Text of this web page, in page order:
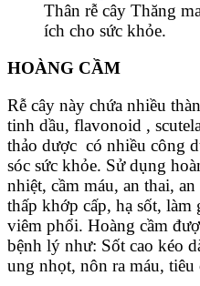
Thân rễ cây Thăng
ích cho sức khỏe.
HOÀNG CẦM
Rễ cây này chứa nhiều
tinh dầu, flavonoid ,
thảo dược có nhiều công
sóc sức khỏe. Sử dụng
nhiệt, cầm máu, an thai,
thấp khớp cấp, hạ sốt, làm
viêm phổi. Hoàng cầm
bệnh lý như: Sốt cao kéo
ung nhọt, nôn ra máu, tiêu